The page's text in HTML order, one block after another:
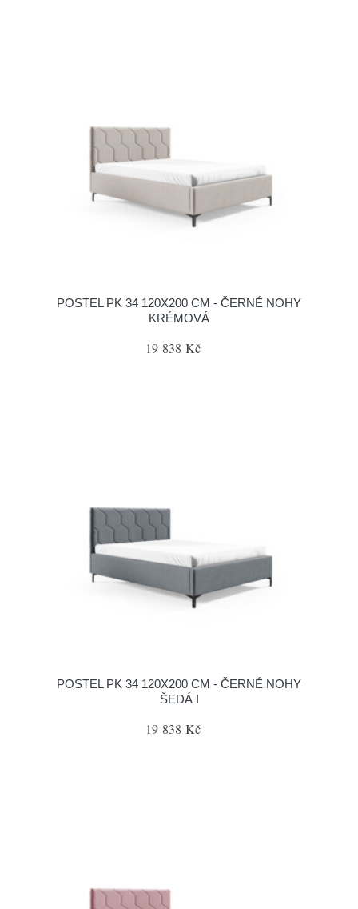
POSTEL PK 34 120X200 CM - ČERNÉ NOHY
KRÉMOVÁ
19 838 Kč
POSTEL PK 34 120X200 CM - ČERNÉ NOHY
ŠEDÁ I
19 838 Kč